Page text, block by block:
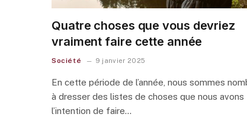
Quatre choses que vous devriez
vraiment faire cette année
Société 9 janvier 2025
En cette période de l’année, nous sommes
à dresser des listes de choses que nous avons
l’intention de faire…